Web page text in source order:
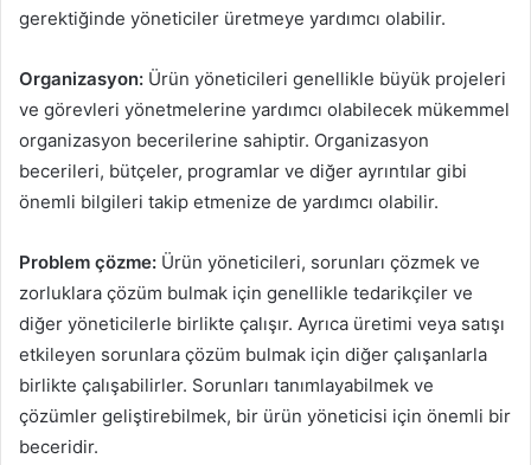
gerektiğinde yöneticiler üretmeye yardımcı olabilir.
Organizasyon: Ürün yöneticileri genellikle büyük projeleri
ve görevleri yönetmelerine yardımcı olabilecek mükemmel
organizasyon becerilerine sahiptir. Organizasyon
becerileri, bütçeler, programlar ve diğer ayrıntılar gibi
önemli bilgileri takip etmenize de yardımcı olabilir.
Problem çözme: Ürün yöneticileri, sorunları çözmek ve
zorluklara çözüm bulmak için genellikle tedarikçiler ve
diğer yöneticilerle birlikte çalışır. Ayrıca üretimi veya satışı
etkileyen sorunlara çözüm bulmak için diğer çalışanlarla
birlikte çalışabilirler. Sorunları tanımlayabilmek ve
çözümler geliştirebilmek, bir ürün yöneticisi için önemli bir
beceridir.